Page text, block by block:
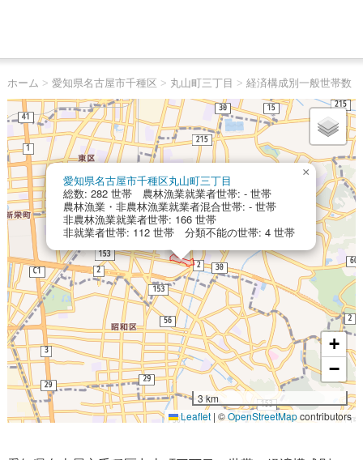
ホーム > 愛知県名古屋市千種区 > 丸山町三丁目 > 経済構成別一般世帯数
愛知県名古屋市千種区丸山町三丁目
総数: 282 世帯 農林漁業就業者世帯: - 世帯
農林漁業・非農林漁業就業者混合世帯: - 世帯
非農林漁業就業者世帯: 166 世帯
非就業者世帯: 112 世帯 分類不能の世帯: 4 世帯
×
+
−
3 km
Leaflet | ©OpenStreetMapcontributors